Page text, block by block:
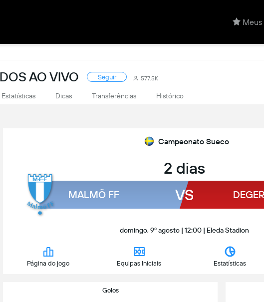
Meus
AO VIVO Seguir 577.5K
Estatísticas Dicas Transferências Histórico
Campeonato Sueco
2 dias
MALMÖ FF VS
domingo, 9º agosto | 12:00 | Eleda Stadion
Página do jogo Equipas Iniciais Estatísticas
Golos